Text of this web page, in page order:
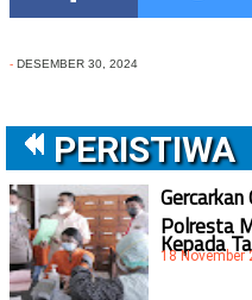
- DESEMBER 30, 2024
PERISTIWA
Polresta
Kepada
18 November